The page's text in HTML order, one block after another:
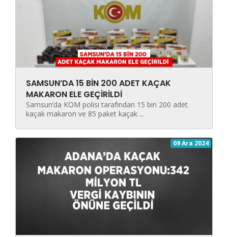
SAMSUN’DA 15 BİN 200 ADET KAÇAK
MAKARON ELE GEÇİRİLDİ
Samsun’da KOM polisi tarafından 15 bin 200 adet
kaçak makaron ve 85 paket kaçak ...
09 Ara 2024